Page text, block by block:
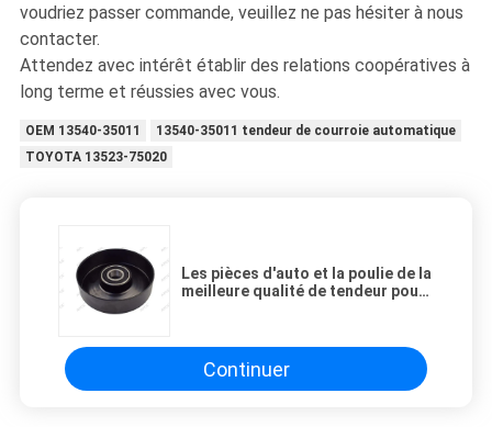
voudriez passer commande, veuillez ne pas hésiter à nous
contacter.
Attendez avec intérêt établir des relations coopératives à
long terme et réussies avec vous.
OEM 13540-35011
13540-35011 tendeur de courroie automatique
TOYOTA 13523-75020
Les pièces d'auto et la poulie de la
meilleure qualité de tendeur pour
Continuer